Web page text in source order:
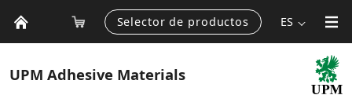
Selector de productos ES
UPM Adhesive Materials